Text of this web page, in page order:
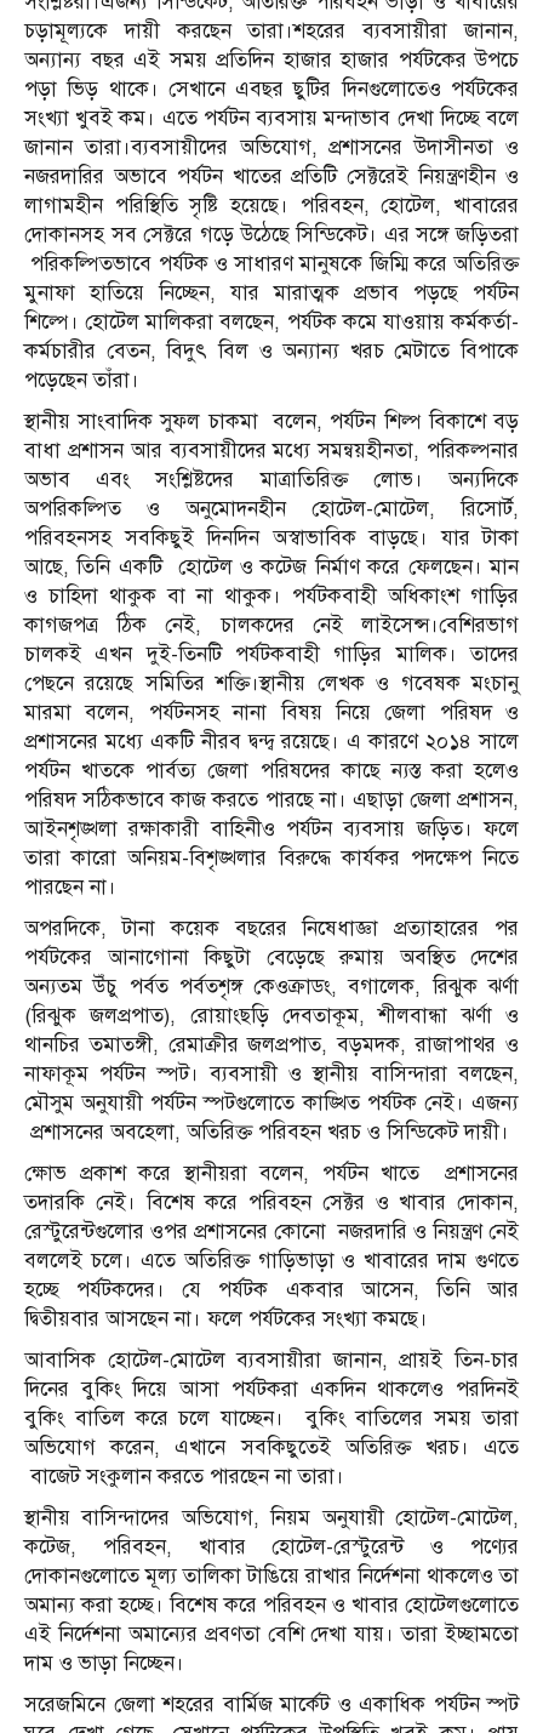
চড়ামূল্যকে দায়ী করছেন তারা।শহরের ব্যবসায়ীরা জানান,
অন্যান্য বছর এই সময় প্রতিদিন হাজার হাজার পর্যটকের উপচে
পড়া ভিড় থাকে। সেখানে এবছর ছুটির দিনগুলোতেও পর্যটকের
সংখ্যা খুবই কম। এতে পর্যটন ব্যবসায় মন্দাভাব দেখা দিচ্ছে বলে
জানান তারা।ব্যবসায়ীদের অভিযোগ, প্রশাসনের উদাসীনতা ও
নজরদারির অভাবে পর্যটন খাতের প্রতিটি সেক্টরেই নিয়ন্ত্রণহীন ও
লাগামহীন পরিস্থিতি সৃষ্টি হয়েছে। পরিবহন, হোটেল, খাবারের
দোকানসহ সব সেক্টরে গড়ে উঠেছে সিন্ডিকেট। এর সঙ্গে জড়িতরা
পরিকল্পিতভাবে পর্যটক ও সাধারণ মানুষকে জিম্মি করে অতিরিক্ত
মুনাফা হাতিয়ে নিচ্ছেন, যার মারাত্মক প্রভাব পড়ছে পর্যটন
শিল্পে। হোটেল মালিকরা বলছেন, পর্যটক কমে যাওয়ায় কর্মকর্তা-
কর্মচারীর বেতন, বিদুৎ বিল ও অন্যান্য খরচ মেটাতে বিপাকে
পড়েছেন তাঁরা।
স্থানীয় সাংবাদিক সুফল চাকমা বলেন, পর্যটন শিল্প বিকাশে বড়
বাধা প্রশাসন আর ব্যবসায়ীদের মধ্যে সমন্বয়হীনতা, পরিকল্পনার
অভাব এবং সংশ্লিষ্টদের মাত্রাতিরিক্ত লোভ। অন্যদিকে
অপরিকল্পিত ও অনুমোদনহীন হোটেল-মোটেল, রিসোর্ট,
পরিবহনসহ সবকিছুই দিনদিন অস্বাভাবিক বাড়ছে। যার টাকা
আছে, তিনি একটি হোটেল ও কটেজ নির্মাণ করে ফেলছেন। মান
ও চাহিদা থাকুক বা না থাকুক। পর্যটকবাহী অধিকাংশ গাড়ির
কাগজপত্র ঠিক নেই, চালকদের নেই লাইসেন্স।বেশিরভাগ
চালকই এখন দুই-তিনটি পর্যটকবাহী গাড়ির মালিক। তাদের
পেছনে রয়েছে সমিতির শক্তি।স্থানীয় লেখক ও গবেষক মংচানু
মারমা বলেন, পর্যটনসহ নানা বিষয় নিয়ে জেলা পরিষদ ও
প্রশাসনের মধ্যে একটি নীরব দ্বন্দ্ব রয়েছে। এ কারণে ২০১৪ সালে
পর্যটন খাতকে পার্বত্য জেলা পরিষদের কাছে ন্যস্ত করা হলেও
পরিষদ সঠিকভাবে কাজ করতে পারছে না। এছাড়া জেলা প্রশাসন,
আইনশৃঙ্খলা রক্ষাকারী বাহিনীও পর্যটন ব্যবসায় জড়িত। ফলে
তারা কারো অনিয়ম-বিশৃঙ্খলার বিরুদ্ধে কার্যকর পদক্ষেপ নিতে
পারছেন না।
অপরদিকে, টানা কয়েক বছরের নিষেধাজ্ঞা প্রত্যাহারের পর
পর্যটকের আনাগোনা কিছুটা বেড়েছে রুমায় অবস্থিত দেশের
অন্যতম উঁচু পর্বত পর্বতশৃঙ্গ কেওক্রাডং, বগালেক, রিঝুক ঝর্ণা
(রিঝুক জলপ্রপাত), রোয়াংছড়ি দেবতাকূম, শীলবান্ধা ঝর্ণা ও
থানচির তমাতঙ্গী, রেমাক্রীর জলপ্রপাত, বড়মদক, রাজাপাথর ও
নাফাকূম পর্যটন স্পট। ব্যবসায়ী ও স্থানীয় বাসিন্দারা বলছেন,
মৌসুম অনুযায়ী পর্যটন স্পটগুলোতে কাঙ্খিত পর্যটক নেই। এজন্য
প্রশাসনের অবহেলা, অতিরিক্ত পরিবহন খরচ ও সিন্ডিকেট দায়ী।
ক্ষোভ প্রকাশ করে স্থানীয়রা বলেন, পর্যটন খাতে প্রশাসনের
তদারকি নেই। বিশেষ করে পরিবহন সেক্টর ও খাবার দোকান,
রেস্টুরেন্টগুলোর ওপর প্রশাসনের কোনো নজরদারি ও নিয়ন্ত্রণ নেই
বললেই চলে। এতে অতিরিক্ত গাড়িভাড়া ও খাবারের দাম গুণতে
হচ্ছে পর্যটকদের। যে পর্যটক একবার আসেন, তিনি আর
দ্বিতীয়বার আসছেন না। ফলে পর্যটকের সংখ্যা কমছে।
আবাসিক হোটেল-মোটেল ব্যবসায়ীরা জানান, প্রায়ই তিন-চার
দিনের বুকিং দিয়ে আসা পর্যটকরা একদিন থাকলেও পরদিনই
বুকিং বাতিল করে চলে যাচ্ছেন। বুকিং বাতিলের সময় তারা
অভিযোগ করেন, এখানে সবকিছুতেই অতিরিক্ত খরচ। এতে
বাজেট সংকুলান করতে পারছেন না তারা।
স্থানীয় বাসিন্দাদের অভিযোগ, নিয়ম অনুযায়ী হোটেল-মোটেল,
কটেজ, পরিবহন, খাবার হোটেল-রেস্টুরেন্ট ও পণ্যের
দোকানগুলোতে মূল্য তালিকা টাঙিয়ে রাখার নির্দেশনা থাকলেও তা
অমান্য করা হচ্ছে। বিশেষ করে পরিবহন ও খাবার হোটেলগুলোতে
এই নির্দেশনা অমান্যের প্রবণতা বেশি দেখা যায়। তারা ইচ্ছামতো
দাম ও ভাড়া নিচ্ছেন।
সরেজমিনে জেলা শহরের বার্মিজ মার্কেট ও একাধিক পর্যটন স্পট